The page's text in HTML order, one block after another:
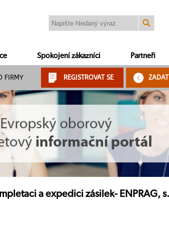
Spokojení zákazníci Partneři
FIRMY REGISTROVAT SE
a expedici zásilek- ENPRAG,